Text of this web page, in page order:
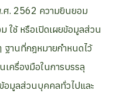
ศ. 2562 ความยินยอม
ใช้ หรือเปิดเผยข้อมูลส่วน
านที่กฎหมายกำหนดไว้
ครื่องมือในการบรรลุ
อมูลส่วนบุคคลทั่วไปและ